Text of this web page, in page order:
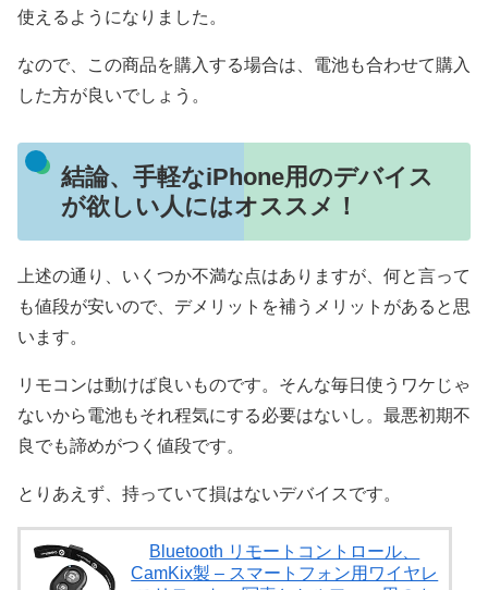
使えるようになりました。
なので、この商品を購入する場合は、電池も合わせて購入
した方が良いでしょう。
結論、手軽なiPhone用のデバイス
が欲しい人にはオススメ！
上述の通り、いくつか不満な点はありますが、何と言って
も値段が安いので、デメリットを補うメリットがあると思
います。
リモコンは動けば良いものです。そんな毎日使うワケじゃ
ないから電池もそれ程気にする必要はないし。最悪初期不
良でも諦めがつく値段です。
とりあえず、持っていて損はないデバイスです。
Bluetooth リモートコントロール、
CamKix製 – スマートフォン用ワイヤレ